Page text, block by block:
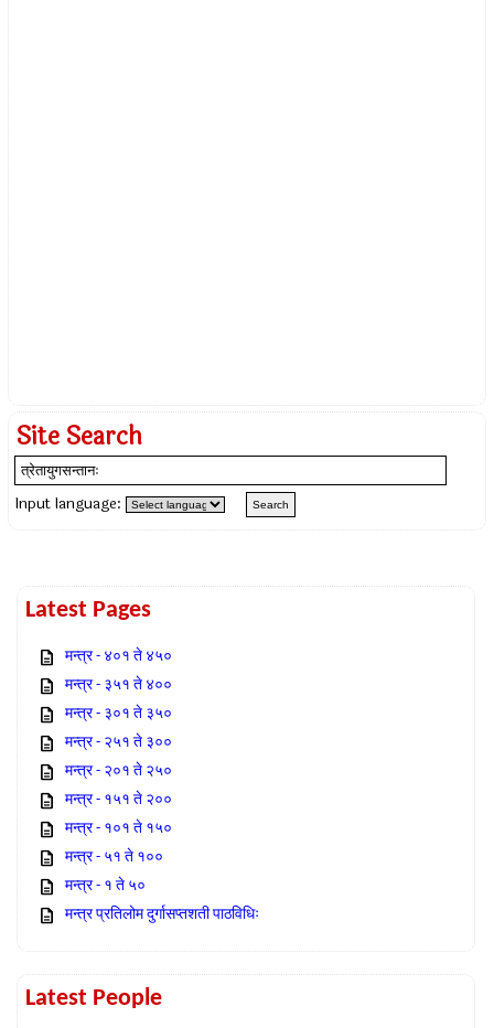
Site Search
Input language:
Latest Pages
मन्त्र - ४०१ ते ४५०
मन्त्र - ३५१ ते ४००
मन्त्र - ३०१ ते ३५०
मन्त्र - २५१ ते ३००
मन्त्र - २०१ ते २५०
मन्त्र - १५१ ते २००
मन्त्र - १०१ ते १५०
मन्त्र - ५१ ते १००
मन्त्र - १ ते ५०
मन्त्र प्रतिलोम दुर्गासप्तशती पाठविधिः
Latest People